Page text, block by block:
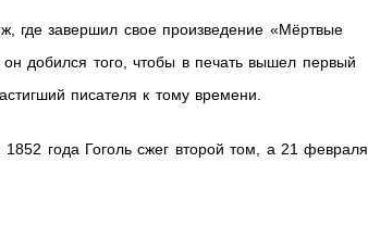
где завершил свое произведение «Мёртвые
добился того, чтобы в печать вышел первый
писателя к тому времени.
года Гоголь сжег второй том, а 21 февраля